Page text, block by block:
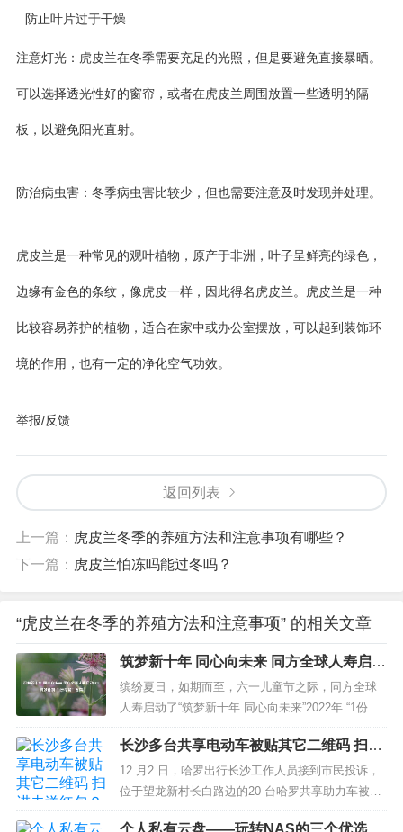
防止叶片过于干燥
注意灯光：虎皮兰在冬季需要充足的光照，但是要避免直接暴晒。
可以选择透光性好的窗帘，或者在虎皮兰周围放置一些透明的隔
板，以避免阳光直射。
防治病虫害：冬季病虫害比较少，但也需要注意及时发现并处理。
虎皮兰是一种常见的观叶植物，原产于非洲，叶子呈鲜亮的绿色，
边缘有金色的条纹，像虎皮一样，因此得名虎皮兰。虎皮兰是一种
比较容易养护的植物，适合在家中或办公室摆放，可以起到装饰环
境的作用，也有一定的净化空气功效。
举报/反馈
返回列表
上一篇： 虎皮兰冬季的养殖方法和注意事项有哪些？
下一篇： 虎皮兰怕冻吗能过冬吗？
“虎皮兰在冬季的养殖方法和注意事项” 的相关文章
筑梦新十年 同心向未来 同方全球人寿启动
2022筑梦计划“1份早餐”筹集
缤纷夏日，如期而至，六一儿童节之际，同方全球
人寿启动了“筑梦新十年 同心向未来”2022年 “1份早
餐”募集，号召全体员工和社会各界善心人士为云南
山怒江山区受助师生筹集早餐，并持续关注偏远地
区青少年儿童的营养健康与教育发展。 据悉，今年
是同方全球人寿“筑梦计划”的第十一年，也是崭新...
长沙多台共享电动车被贴其它二维码 扫进
去送红包？
12 月2 日，哈罗出行长沙工作人员接到市民投诉，
位于望龙新村长白路边的20 台哈罗共享助力车被人
在二维码上做了手脚，张贴了其他公司的" 二维
个人私有云盘——玩转NAS的三个优选方